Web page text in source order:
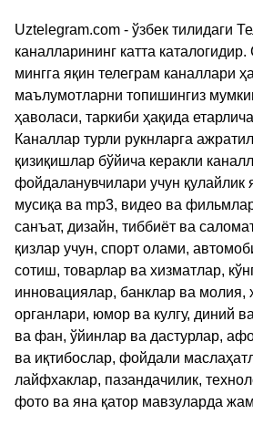
Uztelegram.com - ўзбек тилидаги
каналларининг катта
мингга яқин телеграм каналлари
маълумотларни топишингиз
ҳаволаси, таркиби ҳақида
Каналлар турли рукнларга
қизиқишлар бўйича керакли
фойдаланувчилари учун қулайлик
мусиқа ва mp3, видео ва
санъат, дизайн, тиббиёт ва
қизлар учун, спорт олами,
сотиш, товарлар ва хизматлар,
инновациялар, банклар ва молия,
органлари, юмор ва кулгу, диний
ва фан, ўйинлар ва дастурлар,
ва иқтибослар, фойдали
лайфхаклар, пазандачилик,
фото ва яна қатор мавзуларда